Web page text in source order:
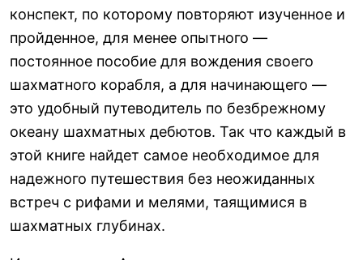
конспект, по которому повторяют изученное и
пройденное, для менее опытного —
постоянное пособие для вождения своего
шахматного корабля, а для начинающего —
это удобный путеводитель по безбрежному
океану шахматных дебютов. Так что каждый в
этой книге найдет самое необходимое для
надежного путешествия без неожиданных
встреч с рифами и мелями, таящимися в
шахматных глубинах.